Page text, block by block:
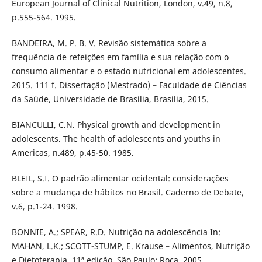
European Journal of Clinical Nutrition, London, v.49, n.8,
p.555-564. 1995.
BANDEIRA, M. P. B. V. Revisão sistemática sobre a
frequência de refeições em família e sua relação com o
consumo alimentar e o estado nutricional em adolescentes.
2015. 111 f. Dissertação (Mestrado) – Faculdade de Ciências
da Saúde, Universidade de Brasília, Brasília, 2015.
BIANCULLI, C.N. Physical growth and development in
adolescents. The health of adolescents and youths in
Americas, n.489, p.45-50. 1985.
BLEIL, S.I. O padrão alimentar ocidental: considerações
sobre a mudança de hábitos no Brasil. Caderno de Debate,
v.6, p.1-24. 1998.
BONNIE, A.; SPEAR, R.D. Nutrição na adolescência In:
MAHAN, L.K.; SCOTT-STUMP, E. Krause – Alimentos, Nutrição